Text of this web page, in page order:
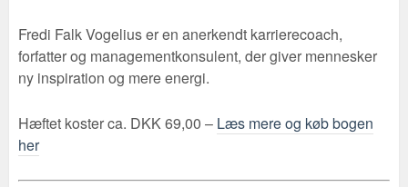
Fredi Falk Vogelius er en anerkendt karrierecoach,
forfatter og managementkonsulent, der giver mennesker
ny inspiration og mere energi.
Hæftet koster ca. DKK 69,00 – Læs mere og køb bogen
her